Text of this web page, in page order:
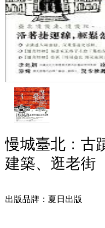
慢城臺北：古
建築、逛老街
出版品牌：夏日出版